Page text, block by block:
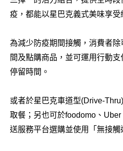
疫，都能以星巴克義式美味享受
為減少防疫期間接觸，消費者
間及點購商品，並可運用行動
停留時間。
或者於星巴克車道型(Drive-
取餐；另也可於foodomo、
送服務平台選購並使用「無接觸